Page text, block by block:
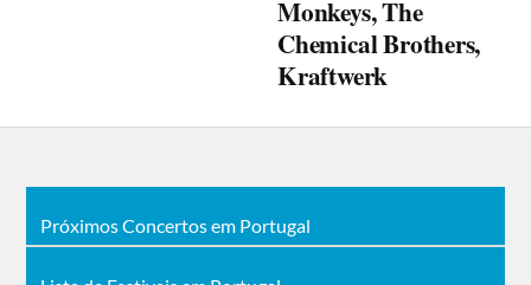
Monkeys, The
Chemical Brothers,
Kraftwerk
Próximos Concertos em Portugal